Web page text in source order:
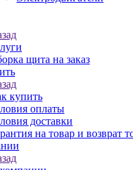
щита на заказ
купить
оплаты
доставки
на товар и возврат